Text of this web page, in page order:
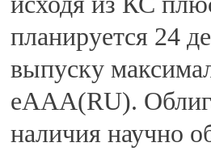
планируется 24
выпуску
еAAA(RU).
наличия научно